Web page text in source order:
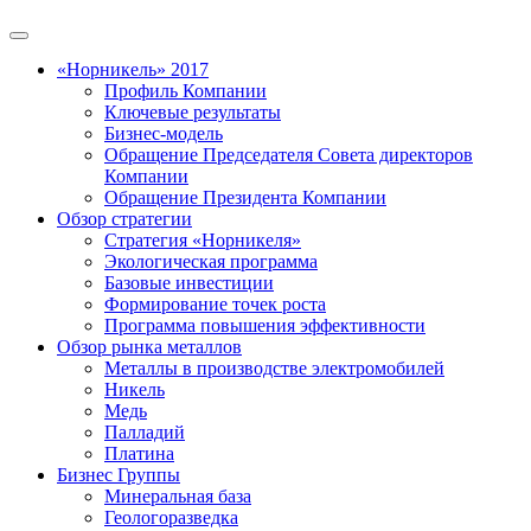
«Норникель» 2017
Профиль Компании
Ключевые результаты
Бизнес-модель
Обращение Председателя Совета директоров
Компании
Обращение Президента Компании
Обзор стратегии
Стратегия «Норникеля»
Экологическая программа
Базовые инвестиции
Формирование точек роста
Программа повышения эффективности
Обзор рынка металлов
Металлы в производстве электромобилей
Никель
Медь
Палладий
Платина
Бизнес Группы
Минеральная база
Геологоразведка